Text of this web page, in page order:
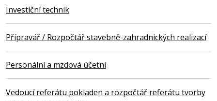
Investiční technik
Přípravář / Rozpočtář stavebně-zahradnických realizací
Personální a mzdová účetní
Vedoucí referátu pokladen a rozpočtář referátu tvorby